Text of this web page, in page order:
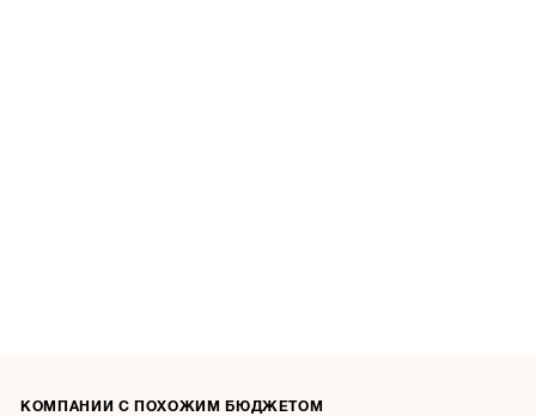
КОМПАНИИ С ПОХОЖИМ БЮДЖЕТОМ